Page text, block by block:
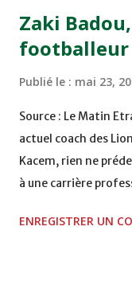
Zaki
Publié le : mai 23,
Source : Le Matin
actuel coach des
Kacem, rien ne
à une carrière
également féru des
ENREGISTRER UN